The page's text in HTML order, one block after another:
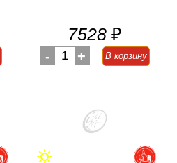
7528 ₽
- 1 + В корзину